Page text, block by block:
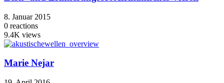
8. Januar 2015
0 reactions
9.4K views
Marie Nejar